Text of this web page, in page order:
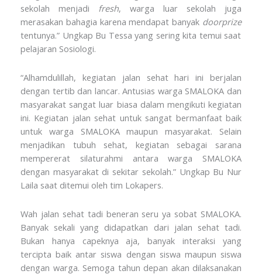
sekolah menjadi fresh, warga luar sekolah juga
merasakan bahagia karena mendapat banyak doorprize
tentunya.” Ungkap Bu Tessa yang sering kita temui saat
pelajaran Sosiologi.
“Alhamdulillah, kegiatan jalan sehat hari ini berjalan
dengan tertib dan lancar. Antusias warga SMALOKA dan
masyarakat sangat luar biasa dalam mengikuti kegiatan
ini. Kegiatan jalan sehat untuk sangat bermanfaat baik
untuk warga SMALOKA maupun masyarakat. Selain
menjadikan tubuh sehat, kegiatan sebagai sarana
mempererat silaturahmi antara warga SMALOKA
dengan masyarakat di sekitar sekolah.” Ungkap Bu Nur
Laila saat ditemui oleh tim Lokapers.
Wah jalan sehat tadi beneran seru ya sobat SMALOKA.
Banyak sekali yang didapatkan dari jalan sehat tadi.
Bukan hanya capeknya aja, banyak interaksi yang
tercipta baik antar siswa dengan siswa maupun siswa
dengan warga. Semoga tahun depan akan dilaksanakan